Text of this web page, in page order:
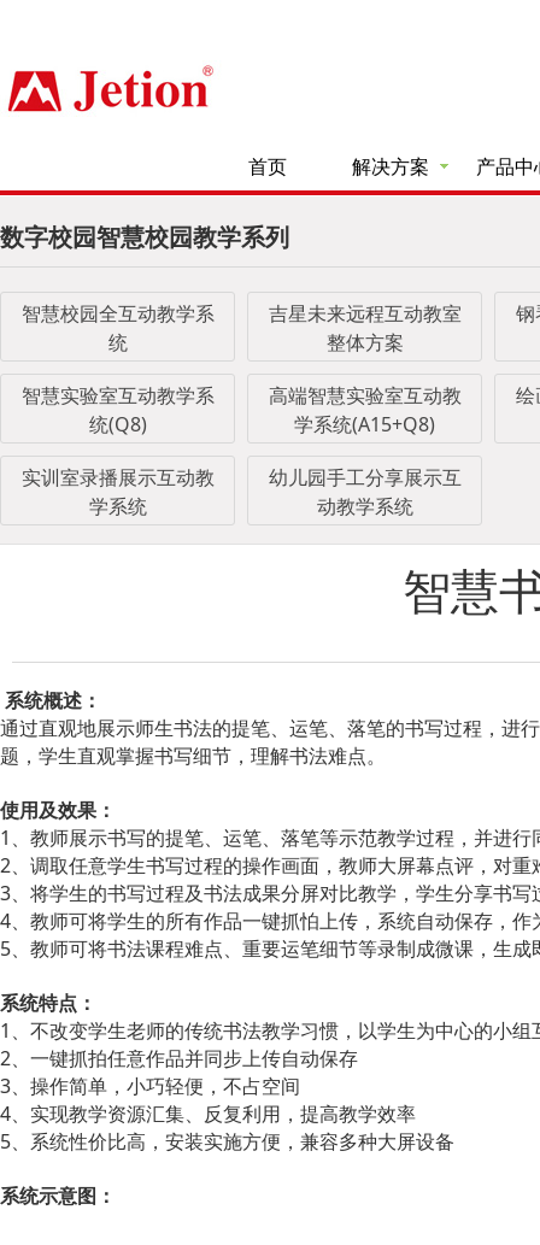
首页 解决方案 产品中
数字校园智慧校园教学系列
智慧校园全互动教学系
统
吉星未来远程互动教室
整体方案
钢
智慧实验室互动教学系
统(Q8)
高端智慧实验室互动教
学系统(A15+Q8)
绘
实训室录播展示互动教
学系统
幼儿园手工分享展示互
动教学系统
智慧
系统概述：
通过直观地展示师生书法的提笔、运笔、落笔的书写过程，进
题，学生直观掌握书写细节，理解书法难点。
使用及效果：
1、教师展示书写的提笔、运笔、落笔等示范教学过程，并进
2、调取任意学生书写过程的操作画面，教师大屏幕点评，对重
3、将学生的书写过程及书法成果分屏对比教学，学生分享书
4、教师可将学生的所有作品一键抓怕上传，系统自动保存，
5、教师可将书法课程难点、重要运笔细节等录制成微课，生
系统特点：
1、不改变学生老师的传统书法教学习惯，以学生为中心的小组
2、一键抓拍任意作品并同步上传自动保存
3、操作简单，小巧轻便，不占空间
4、实现教学资源汇集、反复利用，提高教学效率
5、系统性价比高，安装实施方便，兼容多种大屏设备
系统示意图：